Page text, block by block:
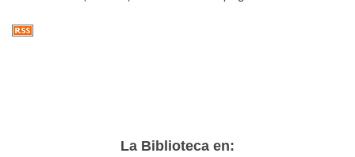
La Biblioteca en: